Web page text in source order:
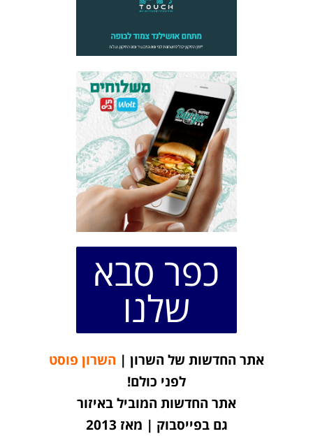
כפר סבא
שלנו
אתר החדשות של השרון | השרון פוסט
לפני כולם!
אתר החדשות המוביל באיזור
גם בפייסבוק | מאז 2013